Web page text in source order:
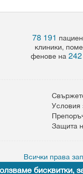
78 191
клиники,
фенове на 242
Условия
Защита
Всички права
бисквитки,